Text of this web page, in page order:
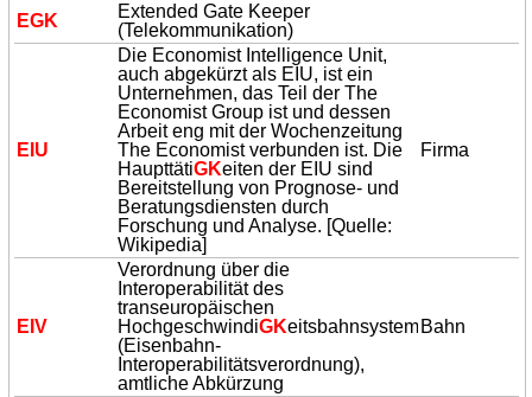
EGK
Extended Gate Keeper
(Telekommunikation)
EIU
Die Economist Intelligence Unit,
auch abgekürzt als EIU, ist ein
Unternehmen, das Teil der The
Economist Group ist und dessen
Arbeit eng mit der Wochenzeitung
The Economist verbunden ist. Die
HaupttätiGKeiten der EIU sind
Bereitstellung von Prognose- und
Beratungsdiensten durch
Forschung und Analyse. [Quelle:
Wikipedia]
Firma
EIV
Verordnung über die
Interoperabilität des
transeuropäischen
HochgeschwindiGKeitsbahnsystems
(Eisenbahn-
Interoperabilitätsverordnung),
amtliche Abkürzung
Bahn